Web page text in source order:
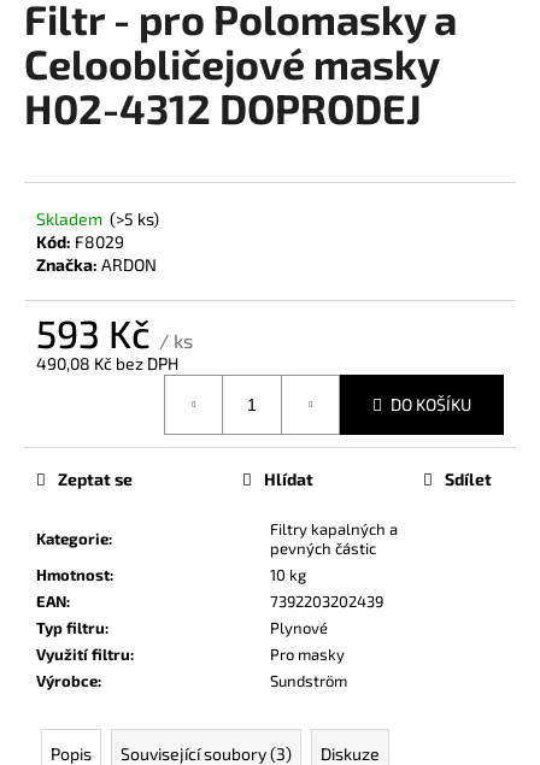
Filtr - pro Polomasky a
Celoobličejové masky
H02-4312 DOPRODEJ
Skladem (>5 ks)
Kód: F8029
Značka: ARDON
593 Kč / ks
490,08 Kč bez DPH
DO KOŠÍKU
Kategorie:
Filtry kapalných a
pevných částic
Hmotnost:
10 kg
EAN:
7392203202439
Typ filtru:
Plynové
Využití filtru:
Pro masky
Výrobce: Sundström
Zeptat se Hlídat Sdílet
Popis Související soubory (3) Diskuze
a
j
í
t
p
o
u
e
m
e